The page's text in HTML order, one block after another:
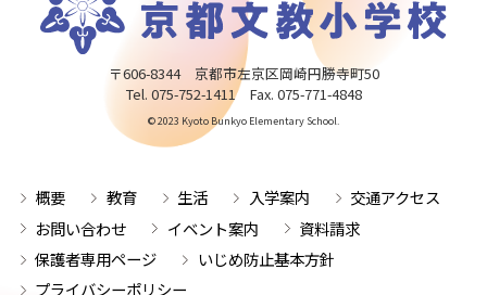
〒606-8344 京都市左京区岡崎円勝寺町50
Tel. 075-752-1411 Fax. 075-771-4848
© 2023 Kyoto Bunkyo Elementary School.
概要 教育 生活 入学案内
交通アクセス
お問い合わせ
イベント案内
資料請求
保護者専用ページ
いじめ防止基本方針
プライバシーポリシー